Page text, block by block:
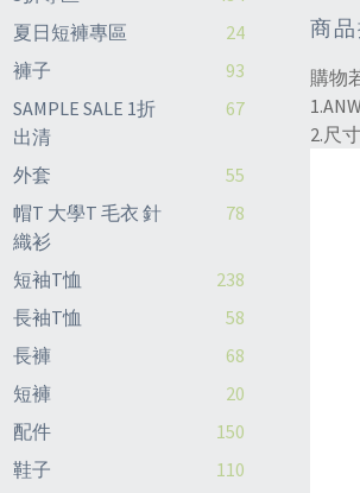
夏日短褲專區
24
褲子
93
SAMPLE SALE 1折
出清
67
外套
55
帽T 大學T 毛衣 針
織衫
78
短袖T恤
238
長袖T恤
58
長褲
68
短褲
20
配件
150
鞋子
110
商
購物
2.尺